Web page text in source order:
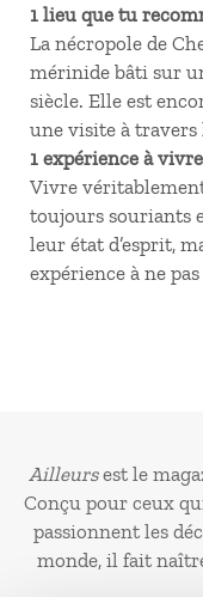
1 lieu que tu
La nécropole de
mérinide bâti sur
siècle. Elle est
une visite à travers
1 expérience à vivre
Vivre
toujours souriants
leur état d’esprit,
expérience à ne
Ailleursest le
Conçu pour ceux
passionnent les
monde, il fait